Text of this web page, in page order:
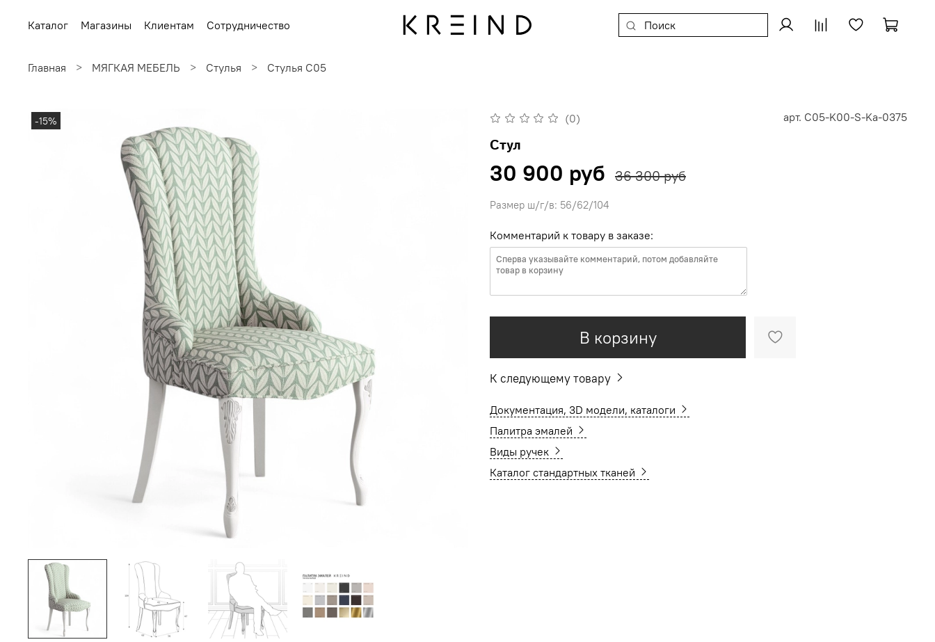
Каталог Магазины Клиентам Сотрудничество
Главная МЯГКАЯ МЕБЕЛЬ Стулья Стулья C05
-15% (0) арт. C05-K00-S-Ka-0375
Стул
30 900 руб 36 300 руб
Размер ш/г/в: 56/62/104
Комментарий к товару в заказе:
В корзину
К следующему товару
Документация, 3D модели, каталоги
Палитра эмалей
Виды ручек
Каталог стандартных тканей